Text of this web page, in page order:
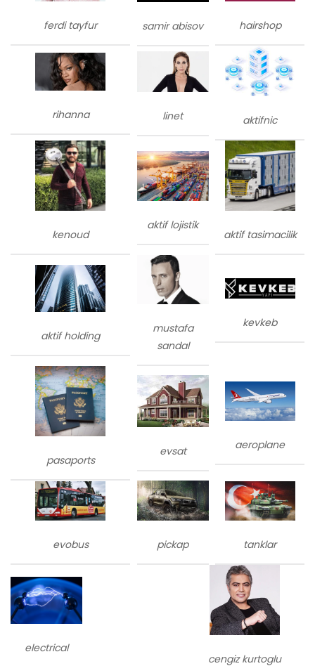
ferdi tayfur samir abisov hairshop
rihanna linet aktifnic
kenoud
aktif lojistik
aktif tasimacilik
aktif holding
mustafa
sandal
kevkeb
pasaports
evsat aeroplane
evobus pickap tanklar
electrical
cengiz kurtoglu